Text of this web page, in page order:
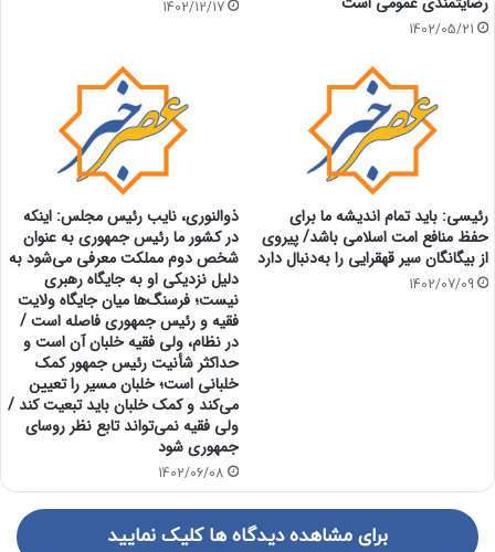
1402/05/21
1402/12/17
رئیسی: باید تمام اندیشه ما برای
حفظ منافع امت اسلامی باشد/ پیروی
از بیگانگان سیر قهقرایی را به‌دنبال دارد
1402/07/09
ذوالنوری، نایب رئیس مجلس: اینکه
در کشور ما رئیس جمهوری به عنوان
شخص دوم مملکت معرفی می‌شود به
دلیل نزدیکی او به جایگاه رهبری
نیست؛ فرسنگ‌ها میان جایگاه ولایت
فقیه و رئیس جمهوری فاصله است /
در نظام، ولی فقیه خلبان آن است و
حداکثر شأنیت رئیس جمهور کمک
خلبانی است؛ خلبان مسیر را تعیین
می‌کند و کمک خلبان باید تبعیت کند /
ولی فقیه نمی‌تواند تابع نظر روسای
جمهوری شود
1402/06/08
برای مشاهده دیدگاه ها کلیک نمایید